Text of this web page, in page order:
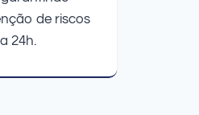
de riscos
24h.